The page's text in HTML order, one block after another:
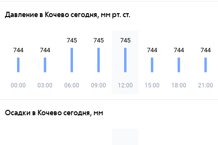
Давление в Кочево сегодня, мм рт. ст.
744
00:00
744
03:00
745
06:00
745
09:00
745
12:00
744
15:00
744
18:00
744
21:00
Осадки в Кочево сегодня, мм